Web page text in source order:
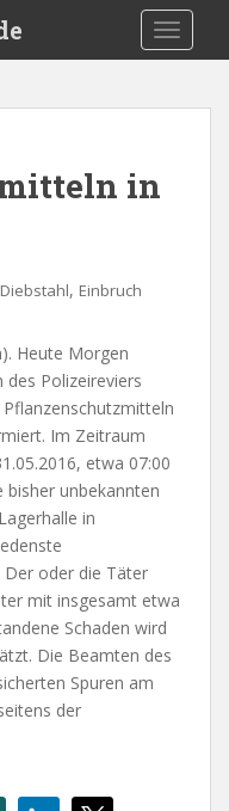
in
Diebstahl, Einbruch
Heute Morgen
des Polizeireviers
Im Zeitraum
etwa 07:00
bisher unbekannten
in
oder die Täter
mit insgesamt etwa
Schaden wird
Die Beamten des
Spuren am
der